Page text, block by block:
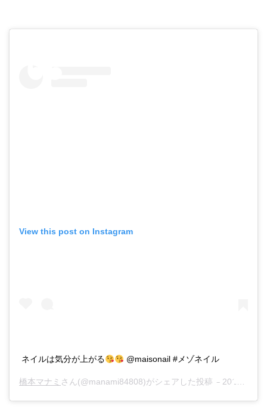
View this post on Instagram
ネイルは気分が上がる @maisonail #メゾネイル
橋本マナミ さん(@manami84808)がシェアした投稿 – 2018年 2月月11日午後10時56分PST